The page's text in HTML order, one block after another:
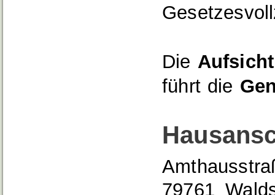
Die Aufsicht
führt die
79761